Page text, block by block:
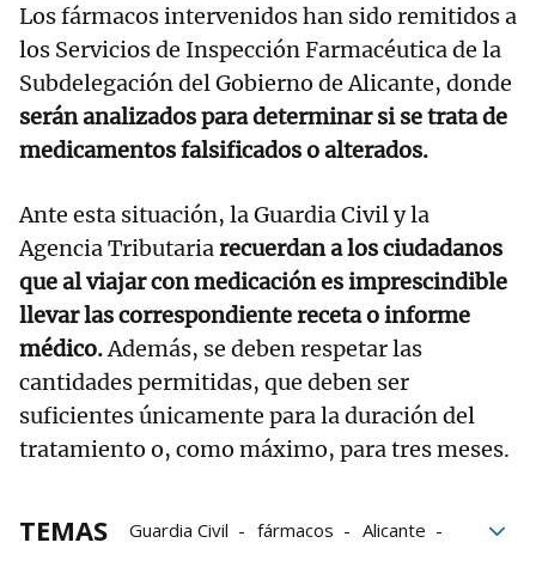
Los fármacos intervenidos han sido remitidos a
los Servicios de Inspección Farmacéutica de la
Subdelegación del Gobierno de Alicante, donde
serán analizados para determinar si se trata de
medicamentos falsificados o alterados.
Ante esta situación, la Guardia Civil y la
Agencia Tributariarecuerdan a los ciudadanos
que al viajar con medicación es imprescindible
llevar las correspondiente receta o informe
médico.Además, se deben respetar las
cantidades permitidas, que deben ser
suficientes únicamente para la duración del
tratamiento o, como máximo, para tres meses.
TEMAS Guardia Civil fármacos
Alicante